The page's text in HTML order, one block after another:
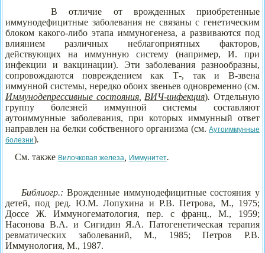
В отличие от врожденных приобретенные
иммунодефицитные заболевания не связаны с генетическим
блоком какого-либо этапа иммуногенеза, а развиваются под
влиянием различных неблагоприятных факторов,
действующих на иммунную систему (например, И. при
инфекции и вакцинации). Эти заболевания разнообразны,
сопровождаются повреждением как Т-, так и В-звена
иммунной системы, нередко обоих звеньев одновременно (см.
Иммунодепрессивные состояния, ВИЧ-инфекция). Отдельную
группу болезней иммунной системы составляют
аутоиммунные заболевания, при которых иммунный ответ
направлен на белки собственного организма (см. Аутоиммунные
болезни).
См. также Вилочковая железа Иммунитет.
Библиогр.: Врожденные иммунодефицитные состояния у
детей, под ред. Ю.М. Лопухина и Р.В. Петрова, М., 1975;
Доссе Ж. Иммуногематология, пер. с франц., М., 1959;
Насонова В.А. и Сигидин Я.А. Патогенетическая терапия
ревматических заболеваний, М., 1985; Петров Р.В.
Иммунология, М., 1987.